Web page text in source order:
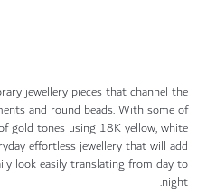
jewellery pieces that channel the
and round beads. With some of
gold tones using 18K yellow, white
effortless jewellery that will add
look easily translating from day to
night.